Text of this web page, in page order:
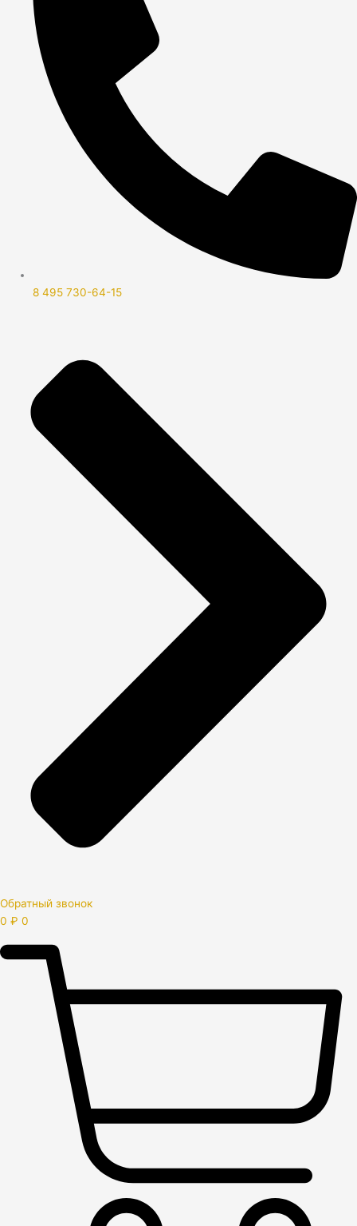
8 495 730-64-15
Обратный звонок
0 ₽ 0